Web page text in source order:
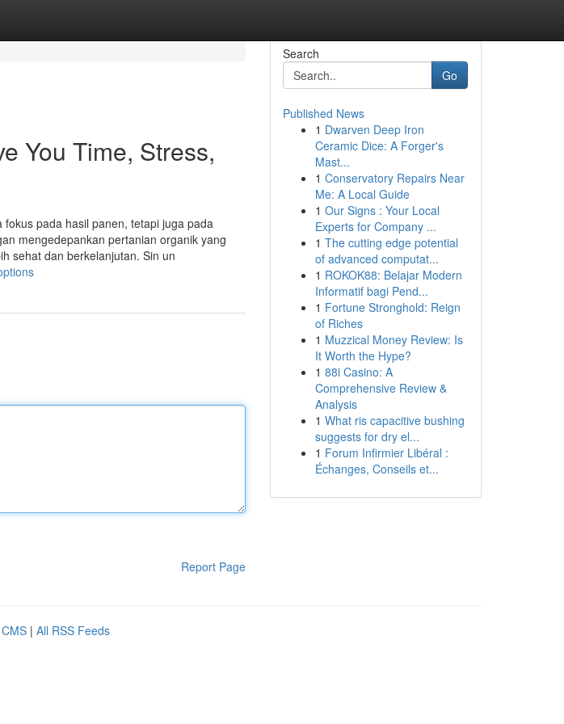
You Time, Stress,
pada hasil panen, tetapi juga pada
mengedepankan pertanian organik yang
sehat dan berkelanjutan. Sin un
Report Page
Search
Go
Published News
1 Dwarven Deep Iron
Ceramic Dice: A Forger's
Mast...
1 Conservatory Repairs Near
Me: A Local Guide
1 Our Signs : Your Local
Experts for Company ...
1 The cutting edge potential
of advanced computat...
1 ROKOK88: Belajar Modern
Informatif bagi Pend...
1 Fortune Stronghold: Reign
of Riches
1 Muzzical Money Review: Is
It Worth the Hype?
1 88i Casino: A
Comprehensive Review &
Analysis
1 What ris capacitive bushing
suggests for dry el...
1 Forum Infirmier Libéral :
Échanges, Conseils et...
| All RSS Feeds